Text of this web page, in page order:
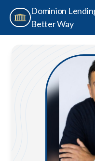
Dominion
Better Way